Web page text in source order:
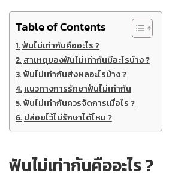
Table of Contents
ฟันไม่เท่ากันคืออะไร ?
สาเหตุของฟันไม่เท่ากันมีอะไรบ้าง ?
ฟันไม่เท่ากันส่งผลอะไรบ้าง ?
แนวทางการรักษาฟันไม่เท่ากัน
ฟันไม่เท่ากันควรจัดการเมื่อไร ?
ปล่อยไว้ไม่รักษาได้ไหม ?
ฟันไม่เท่ากันคืออะไร ?